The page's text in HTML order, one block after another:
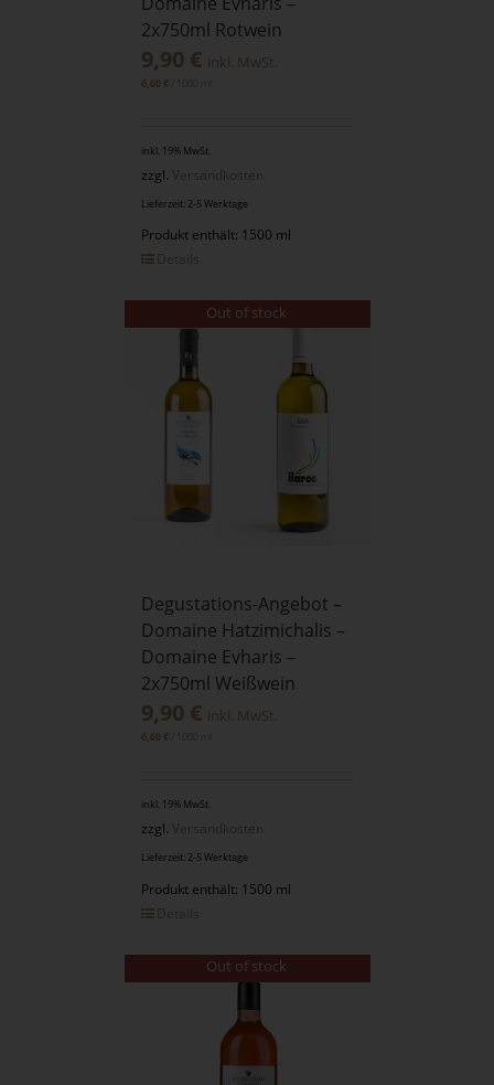
2x750ml Rotwein
9,90 € inkl. MwSt.
6,60 €/ 1000
inkl. 19% MwSt.
zzgl. Versandkosten
Lieferzeit: 2-5 Werktage
Produkt enthält: 1500 ml
Details
Out of stock
Degustations-Angebot –
Domaine Hatzimichalis –
Domaine Evharis –
2x750ml Weißwein
9,90 € inkl. MwSt.
6,60 €/ 1000
inkl. 19% MwSt.
zzgl. Versandkosten
Lieferzeit: 2-5 Werktage
Produkt enthält: 1500 ml
Details
Out of stock